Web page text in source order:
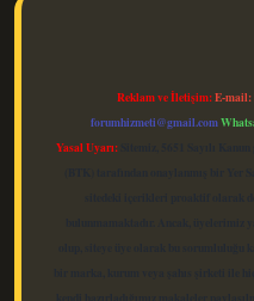
Reklam ve İletişim:E-mail:
forumhizmeti@gmail.com
Yasal Uyarı: